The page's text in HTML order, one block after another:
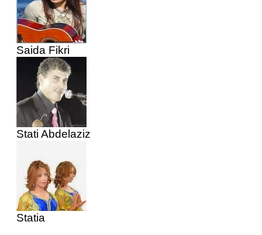
Saida Fikri
Stati Abdelaziz
Statia